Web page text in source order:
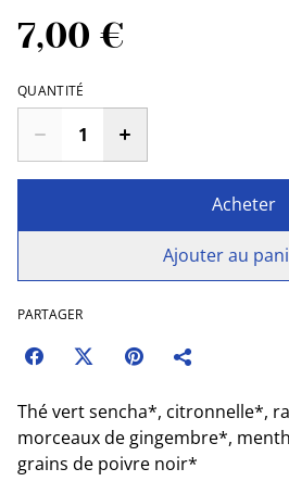
7,00 €
QUANTITÉ
Acheter
Ajouter au
PARTAGER
Thé vert sencha*, citronnelle*,
morceaux de gingembre*,
grains de poivre noir*